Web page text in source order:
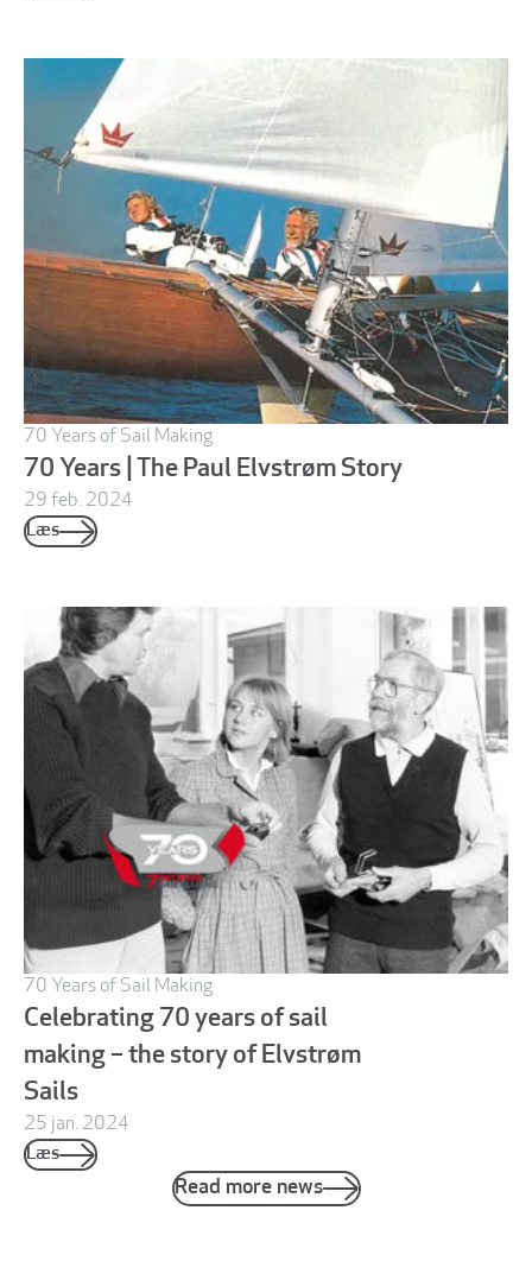
70 Years of Sail Making
70 Years | The Paul Elvstrøm Story
29 feb. 2024
Læs
70 Years of Sail Making
Celebrating 70 years of sail
making – the story of Elvstrøm
Sails
25 jan. 2024
Læs
Read more news